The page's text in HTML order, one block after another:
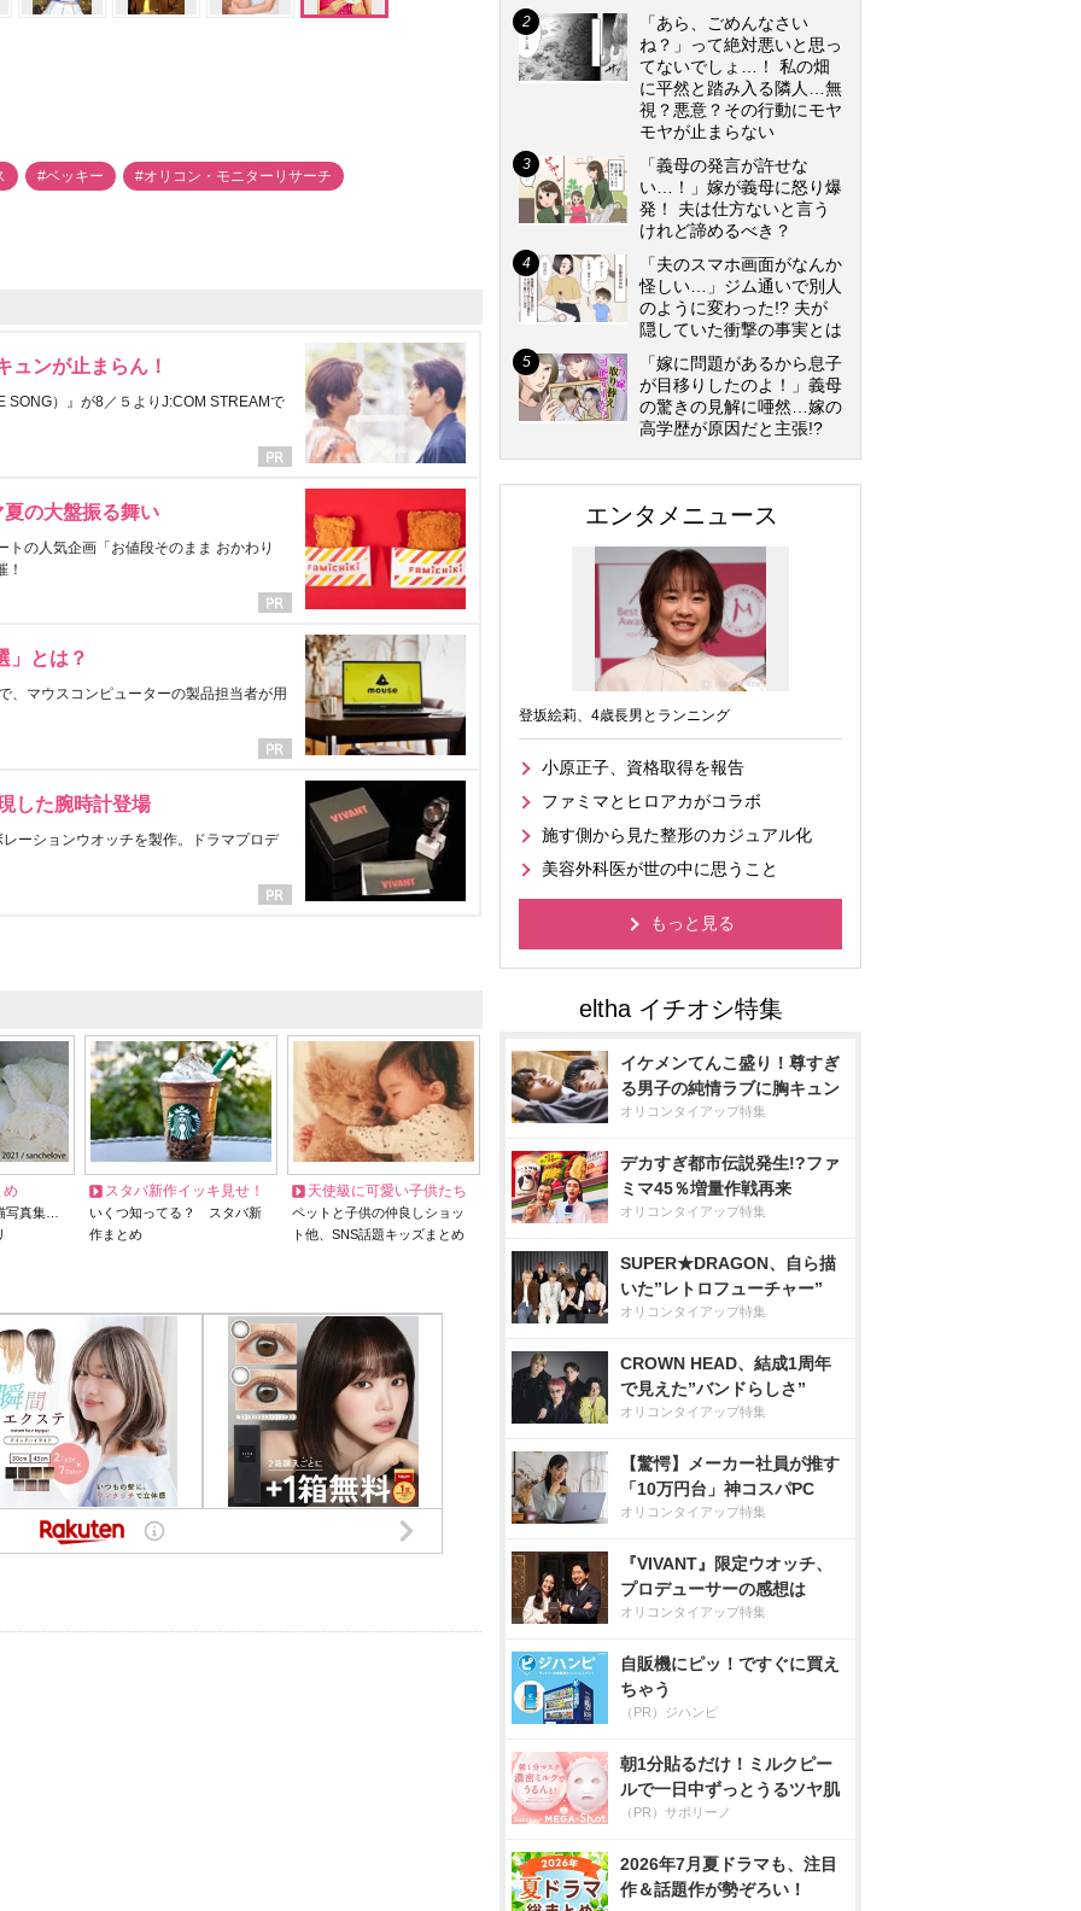
#ベッキー #オリコン・モニターリサーチ
ュンが止まらん！
SONG）』が8／５よりJ:COM STREAMで
の大盤振る舞い
の人気企画「お値段そのまま おかわり
！
」とは？
、マウスコンピューターの製品担当者が用
した腕時計登場
ーションウオッチを製作。ドラマプロデ
め
写真集…
スタバ新作イッキ見せ！
いくつ知ってる？ スタバ新
作まとめ
天使級に可愛い子供たち
ペットと子供の仲良しショッ
ト他、SNS話題キッズまとめ
「あら、ごめんなさい
ね？」って絶対悪いと思っ
てないでしょ…！ 私の畑
に平然と踏み入る隣人…無
視？悪意？その行動にモヤ
モヤが止まらない
「義母の発言が許せな
い…！」嫁が義母に怒り爆
発！ 夫は仕方ないと言う
けれど諦めるべき？
「夫のスマホ画面がなんか
怪しい…」ジム通いで別人
のように変わった!? 夫が
隠していた衝撃の事実とは
「嫁に問題があるから息子
が目移りしたのよ！」義母
の驚きの見解に唖然…嫁の
高学歴が原因だと主張!?
エンタメニュース
登坂絵莉、4歳長男とランニング
小原正子、資格取得を報告
ファミマとヒロアカがコラボ
施す側から見た整形のカジュアル化
美容外科医が世の中に思うこと
もっと見る
イケメンてんこ盛り！尊すぎ
る男子の純情ラブに胸キュン
オリコンタイアップ特集
デカすぎ都市伝説発生!?ファ
ミマ45％増量作戦再来
オリコンタイアップ特集
SUPER★DRAGON、自ら描
いた”レトロフューチャー”
オリコンタイアップ特集
CROWN HEAD、結成1周年
で見えた”バンドらしさ”
オリコンタイアップ特集
【驚愕】メーカー社員が推す
「10万円台」神コスパPC
オリコンタイアップ特集
『VIVANT』限定ウオッチ、
プロデューサーの感想は
オリコンタイアップ特集
自販機にピッ！ですぐに買え
ちゃう
（PR）ジハンピ
朝1分貼るだけ！ミルクピー
ルで一日中ずっとうるツヤ肌
（PR）サボリーノ
2026年7月夏ドラマも、注目
作＆話題作が勢ぞろい！